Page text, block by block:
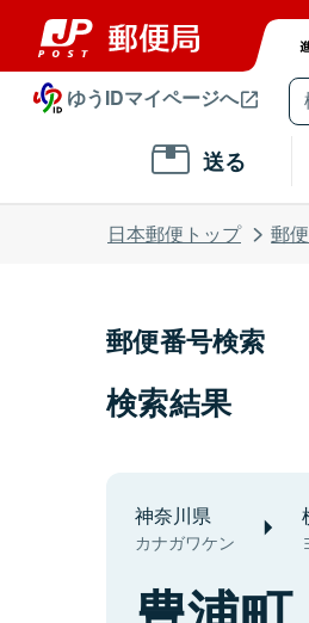
ゆうIDマイページへ
送る
日本郵便トップ 郵
郵便番号検索
検索結果
神奈川県
カナガワケン